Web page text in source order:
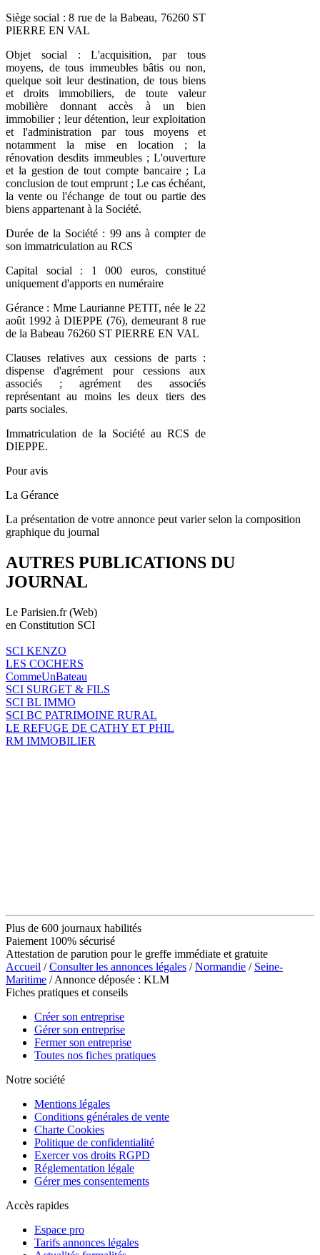
Siège social : 8 rue de la Babeau, 76260 ST
PIERRE EN VAL
Objet social : L'acquisition, par tous
moyens, de tous immeubles bâtis ou non,
quelque soit leur destination, de tous biens
et droits immobiliers, de toute valeur
mobilière donnant accès à un bien
immobilier ; leur détention, leur exploitation
et l'administration par tous moyens et
notamment la mise en location ; la
rénovation desdits immeubles ; L'ouverture
et la gestion de tout compte bancaire ; La
conclusion de tout emprunt ; Le cas échéant,
la vente ou l'échange de tout ou partie des
biens appartenant à la Société.
Durée de la Société : 99 ans à compter de
son immatriculation au RCS
Capital social : 1 000 euros, constitué
uniquement d'apports en numéraire
Gérance : Mme Laurianne PETIT, née le 22
août 1992 à DIEPPE (76), demeurant 8 rue
de la Babeau 76260 ST PIERRE EN VAL
Clauses relatives aux cessions de parts :
dispense d'agrément pour cessions aux
associés ; agrément des associés
représentant au moins les deux tiers des
parts sociales.
Immatriculation de la Société au RCS de
DIEPPE.
Pour avis
La Gérance
La présentation de votre annonce peut varier selon la composition
graphique du journal
AUTRES PUBLICATIONS DU
JOURNAL
Le Parisien.fr (Web)
en Constitution SCI
SCI KENZO
LES COCHERS
CommeUnBateau
SCI SURGET & FILS
SCI BL IMMO
SCI BC PATRIMOINE RURAL
LE REFUGE DE CATHY ET PHIL
RM IMMOBILIER
Plus de 600 journaux habilités
Paiement 100% sécurisé
Attestation de parution pour le greffe immédiate et gratuite
Accueil /Consulter les annonces légales /Normandie / Seine-
Maritime / Annonce déposée : KLM
Fiches pratiques et conseils
Créer son entreprise
Gérer son entreprise
Fermer son entreprise
Toutes nos fiches pratiques
Notre société
Mentions légales
Conditions générales de vente
Charte Cookies
Politique de confidentialité
Exercer vos droits RGPD
Réglementation légale
Gérer mes consentements
Accès rapides
Espace pro
Tarifs annonces légales